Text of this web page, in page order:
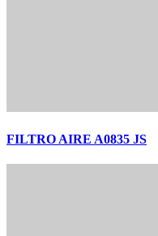
FILTRO AIRE A0835 JS